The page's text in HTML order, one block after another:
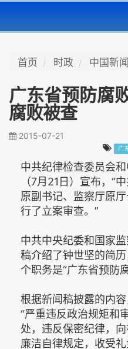
首页 时政 中国新闻
广东省预防腐
腐败被查
2015-07-21
广
中共纪律检查委员会
（7月21日）宣布，“
原副书记、监察厅原
行了立案审查。”
中共中央纪委和国家
稿介绍了钟世坚的简
个职务是“广东省预防
根据新闻稿披露的内
“严重违反政治规矩和
处，违反保密纪律，
廉洁自律规定，收受